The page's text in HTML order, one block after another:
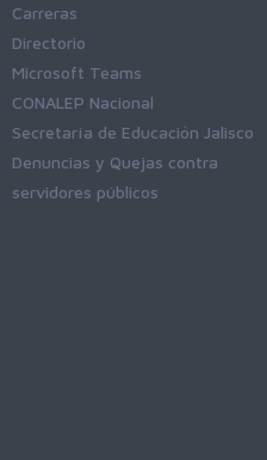
Carreras
Directorio
Microsoft Teams
CONALEP Nacional
Secretaría de Educación Jalisco
Denuncias y Quejas contra
servidores públicos